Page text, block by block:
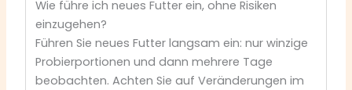
Wie führe ich neues Futter ein, ohne Risiken
einzugehen?
Führen Sie neues Futter langsam ein: nur winzige
Probierportionen und dann mehrere Tage
beobachten. Achten Sie auf Veränderungen im